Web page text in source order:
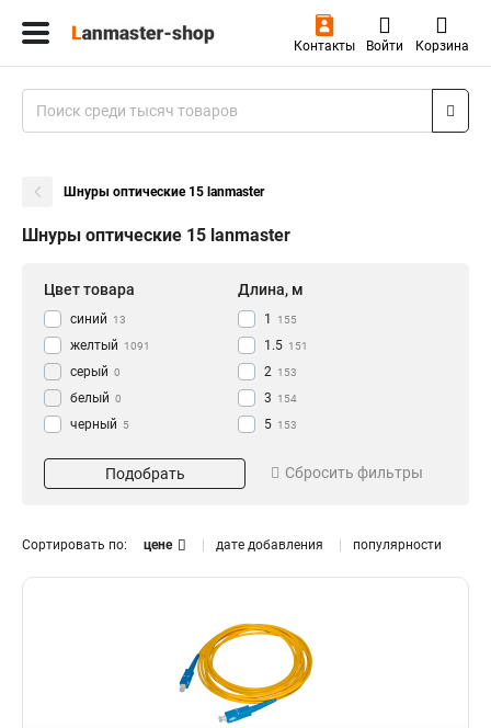
Контакты Войти Корзина
Шнуры оптические 15 lanmaster
Шнуры оптические 15 lanmaster
Цвет товара
синий 13
желтый 1091
серый 0
белый 0
черный 5
зеленый 10
Длина, м
1 155
1.5 151
2 153
3 154
5 153
10 151
30
100 0
Duplex 1196 Оптический аудио-кабель
Подобрать Сбросить фильтры
Сортировать по: цене дате добавления популярности